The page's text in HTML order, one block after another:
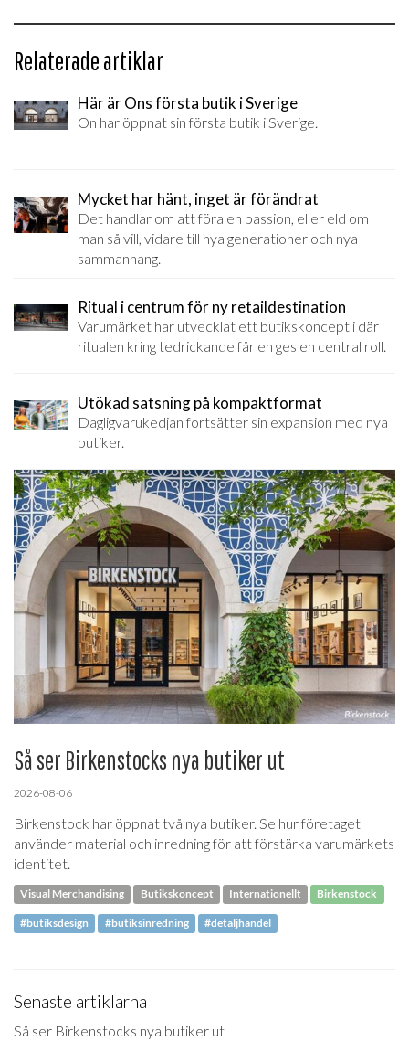
Relaterade artiklar
Här är Ons första butik i Sverige
On har öppnat sin första butik i Sverige.
Mycket har hänt, inget är förändrat
Det handlar om att föra en passion, eller eld om
man så vill, vidare till nya generationer och nya
sammanhang.
Ritual i centrum för ny retaildestination
Varumärket har utvecklat ett butikskoncept i där
ritualen kring tedrickande får en ges en central roll.
Utökad satsning på kompaktformat
Dagligvarukedjan fortsätter sin expansion med nya
butiker.
Så ser Birkenstocks nya butiker ut
2026-08-06
Birkenstock har öppnat två nya butiker. Se hur företaget
använder material och inredning för att förstärka varumärkets
identitet.
Visual Merchandising Butikskoncept Internationellt Birkenstock
#butiksdesign #butiksinredning #detaljhandel
Senaste artiklarna
Så ser Birkenstocks nya butiker ut